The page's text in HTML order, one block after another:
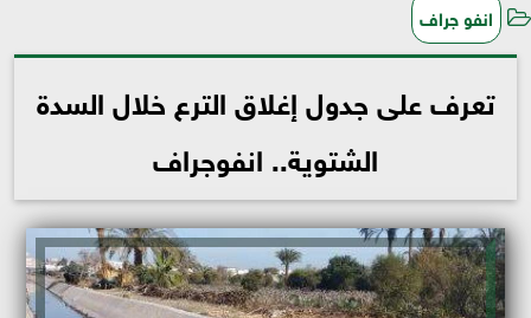
انفو جراف
تعرف على جدول إغلاق الترع خلال السدة
الشتوية.. انفوجراف